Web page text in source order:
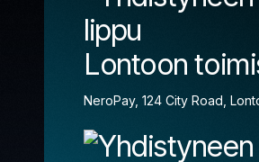
Lontoon
NeroPay, 124 City Road,